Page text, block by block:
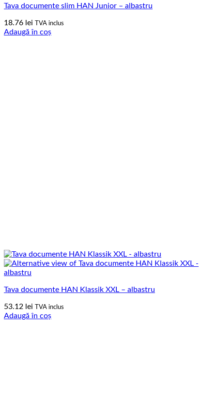
Tava documente slim HAN Junior – albastru
18.76 lei TVA inclus
Adaugă în coș
Tava documente HAN Klassik XXL – albastru
53.12 lei TVA inclus
Adaugă în coș